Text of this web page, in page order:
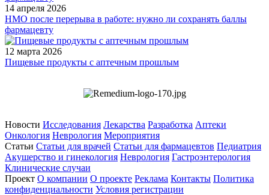
14 апреля 2026
НМО после перерыва в работе: нужно ли сохранять баллы
фармацевту
12 марта 2026
Пищевые продукты с аптечным прошлым
Новости Исследования Лекарства Разработка Аптеки
Онкология Неврология Мероприятия
Статьи Статьи для врачей Статьи для фармацевтов Педиатрия
Акушерство и гинекология Неврология Гастроэнтерология
Клинические случаи
Проект О компании О проекте Реклама Контакты Политика
конфиденциальности Условия регистрации